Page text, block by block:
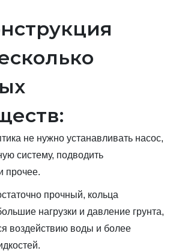
не нужно устанавливать насос,
систему, подводить
прочее.
прочный, кольца
нагрузки и давление грунта,
воздействию воды и более